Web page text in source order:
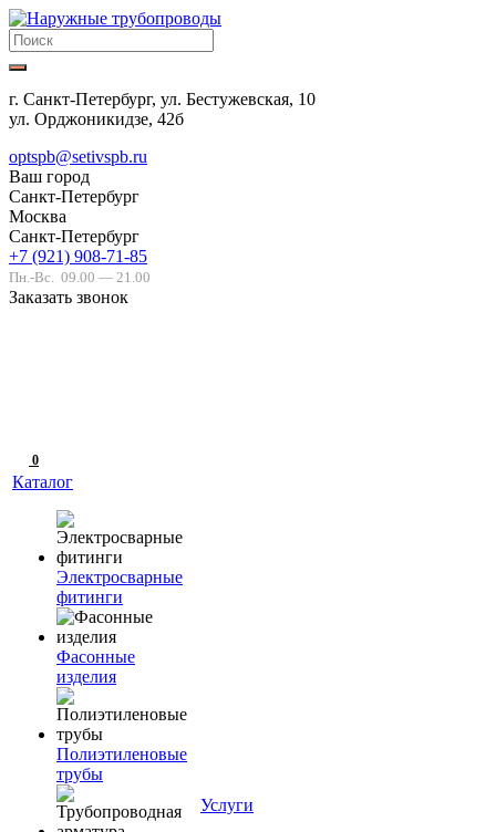
г. Санкт-Петербург, ул. Бестужевская, 10
ул. Орджоникидзе, 42б
optspb@setivspb.ru
Ваш город
Санкт-Петербург
Москва
Санкт-Петербург
+7 (921) 908-71-85
Пн.-Вс. 09.00 — 21.00
Заказать звонок
0
Каталог
Электросварные
фитинги
Фасонные
изделия
Полиэтиленовые
трубы
Услуги